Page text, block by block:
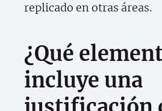
replicado en otras áreas.
¿Qué
incluye una